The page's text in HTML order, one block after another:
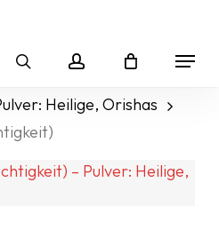
search account
Menu
Heilige, Orishas